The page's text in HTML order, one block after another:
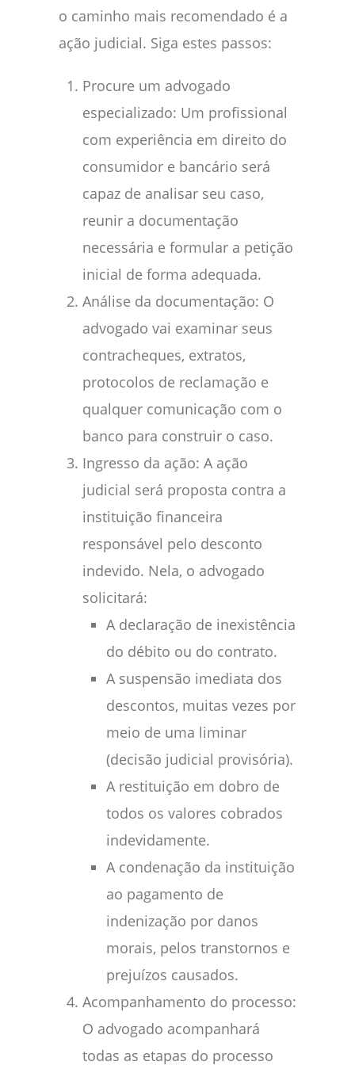
o caminho mais recomendado é a
ação judicial. Siga estes passos:
Procure um advogado
especializado: Um profissional
com experiência em direito do
consumidor e bancário será
capaz de analisar seu caso,
reunir a documentação
necessária e formular a petição
inicial de forma adequada.
Análise da documentação: O
advogado vai examinar seus
contracheques, extratos,
protocolos de reclamação e
qualquer comunicação com o
banco para construir o caso.
Ingresso da ação: A ação
judicial será proposta contra a
instituição financeira
responsável pelo desconto
indevido. Nela, o advogado
solicitará:
A declaração de inexistência
do débito ou do contrato.
A suspensão imediata dos
descontos, muitas vezes por
meio de uma liminar
(decisão judicial provisória).
A restituição em dobro de
todos os valores cobrados
indevidamente.
A condenação da instituição
ao pagamento de
indenização por danos
morais, pelos transtornos e
prejuízos causados.
Acompanhamento do processo:
O advogado acompanhará
todas as etapas do processo